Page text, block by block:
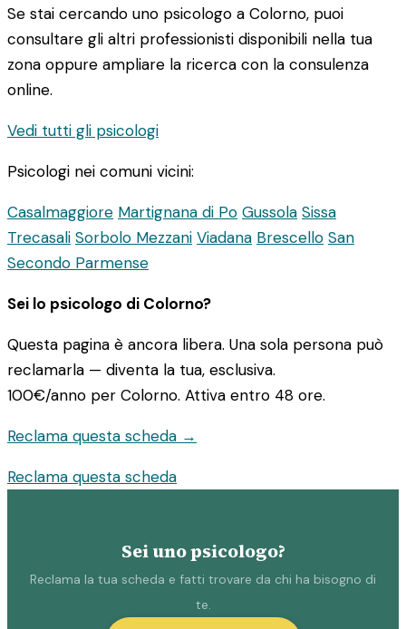
Se stai cercando uno psicologo a Colorno, puoi
consultare gli altri professionisti disponibili nella tua
zona oppure ampliare la ricerca con la consulenza
online.
Vedi tutti gli psicologi
Psicologi nei comuni vicini:
Casalmaggiore Martignana di Po Gussola Sissa
Trecasali Sorbolo Mezzani Viadana Brescello San
Secondo Parmense
Sei lo psicologo di Colorno?
Questa pagina è ancora libera. Una sola persona può
reclamarla — diventa la tua, esclusiva.
100€/anno per Colorno. Attiva entro 48 ore.
Reclama questa scheda →
Reclama questa scheda
Sei uno psicologo?
Reclama la tua scheda e fatti trovare da chi ha bisogno di
te.